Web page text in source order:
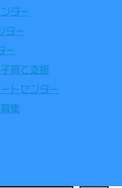
ター
ター
ー
育て支援
トセンター
集